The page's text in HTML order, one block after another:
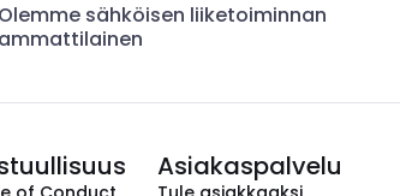
Olemme sähköisen liiketoiminnan
ammattilainen
Asiakaspalvelu